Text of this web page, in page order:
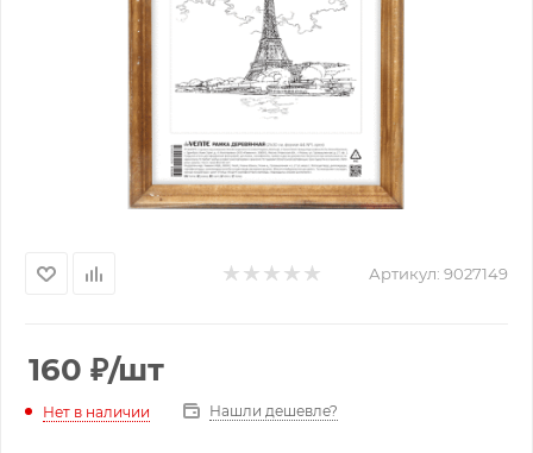
Артикул: 9027149
160 ₽/шт
Нет в наличии Нашли дешевле?